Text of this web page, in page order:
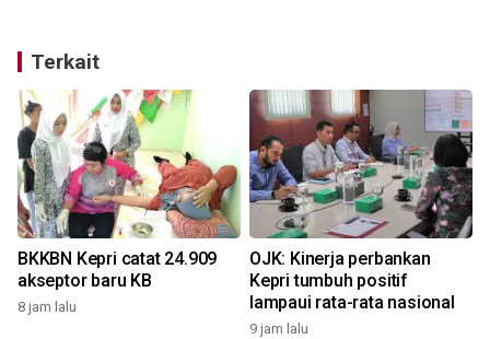
Terkait
BKKBN Kepri catat 24.909
akseptor baru KB
8 jam lalu
OJK: Kinerja perbankan
Kepri tumbuh positif
lampaui rata-rata nasional
9 jam lalu